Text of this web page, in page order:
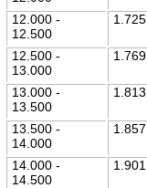
12.000 -
12.500
1.725
12.500 -
13.000
1.769
13.000 -
13.500
1.813
13.500 -
14.000
1.857
14.000 -
14.500
1.901